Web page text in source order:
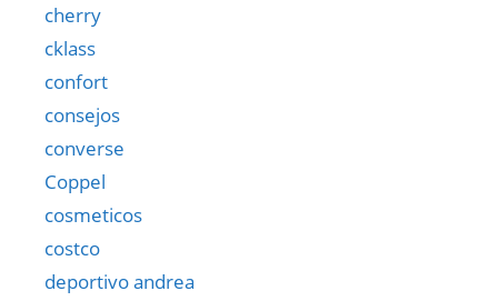
cherry
cklass
confort
consejos
converse
Coppel
cosmeticos
costco
deportivo andrea